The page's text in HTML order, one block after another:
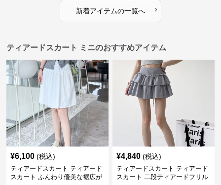
新着アイテムの一覧へ ›
ティアードスカート ミニのおすすめアイテム
¥6,100 (税込)
ティアードスカート ティアード
スカート ふんわり優美な裾広が
¥4,840 (税込)
ティアードスカート ティアード
スカート 二段ティアードフリル